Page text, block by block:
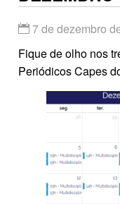
Fique de olho nos
Periódicos Capes